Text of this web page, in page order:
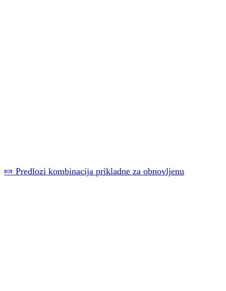
🍬 Predlozi kombinacija prikladne za obnovljenu